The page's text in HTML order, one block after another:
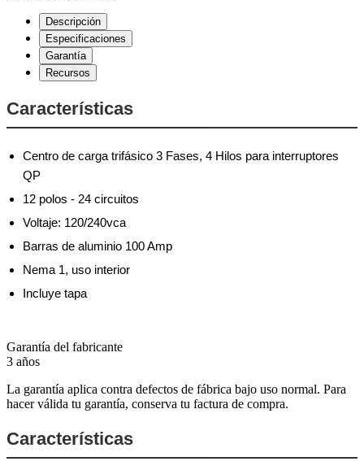
Descripción
Especificaciones
Garantía
Recursos
Características
Centro de carga trifásico 3 Fases, 4 Hilos para interruptores
QP
12 polos - 24 circuitos
Voltaje: 120/240vca
Barras de aluminio 100 Amp
Nema 1, uso interior
Incluye tapa
Garantía del fabricante
3 años
La garantía aplica contra defectos de fábrica bajo uso normal. Para
hacer válida tu garantía, conserva tu factura de compra.
Características